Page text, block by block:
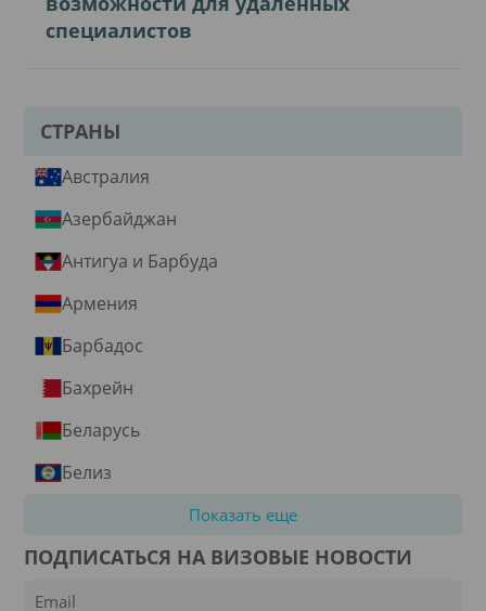
специалистов
СТРАНЫ
Австралия
Азербайджан
Антигуа и Барбуда
Армения
Барбадос
Бахрейн
Беларусь
Белиз
Показать еще
ПОДПИСАТЬСЯ НА ВИЗОВЫЕ НОВОСТИ